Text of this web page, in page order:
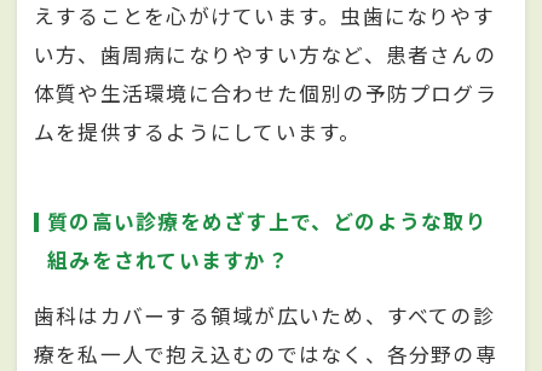
えすることを心がけています。虫歯になりやす
い方、歯周病になりやすい方など、患者さんの
体質や生活環境に合わせた個別の予防プログラ
ムを提供するようにしています。
質の高い診療をめざす上で、どのような取り
組みをされていますか？
歯科はカバーする領域が広いため、すべての診
療を私一人で抱え込むのではなく、各分野の専